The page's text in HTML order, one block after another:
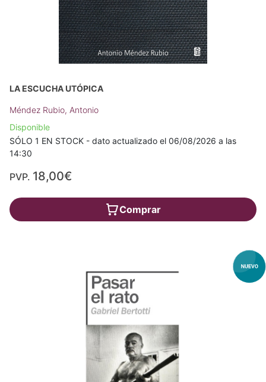
LA ESCUCHA UTÓPICA
Méndez Rubio, Antonio
Disponible
SÓLO 1 EN STOCK - dato actualizado el 06/08/2026 a las
14:30
PVP. 18,00€
Comprar